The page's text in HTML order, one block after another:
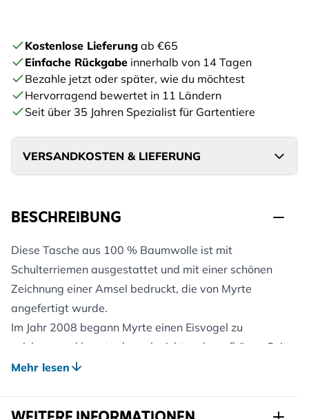
Kostenlose Lieferung ab €65
Einfache Rückgabe innerhalb von 14 Tagen
Bezahle jetzt oder später, wie du möchtest
Hervorragend bewertet in 11 Ländern
Seit über 35 Jahren Spezialist für Gartentiere
VERSANDKOSTEN & LIEFERUNG
BESCHREIBUNG
Diese Tasche aus 100 % Baumwolle ist mit
Schulterriemen ausgestattet und mit einer schönen
Zeichnung einer Amsel bedruckt, die von Myrte
angefertigt wurde.
Im Jahr 2008 begann Myrte einen Eisvogel zu
zeichnen und konnte danach nicht mehr aufhören. Seit
ihrer Kindheit hat Myrte eine große Liebe zur Natur,
Mehr lesen